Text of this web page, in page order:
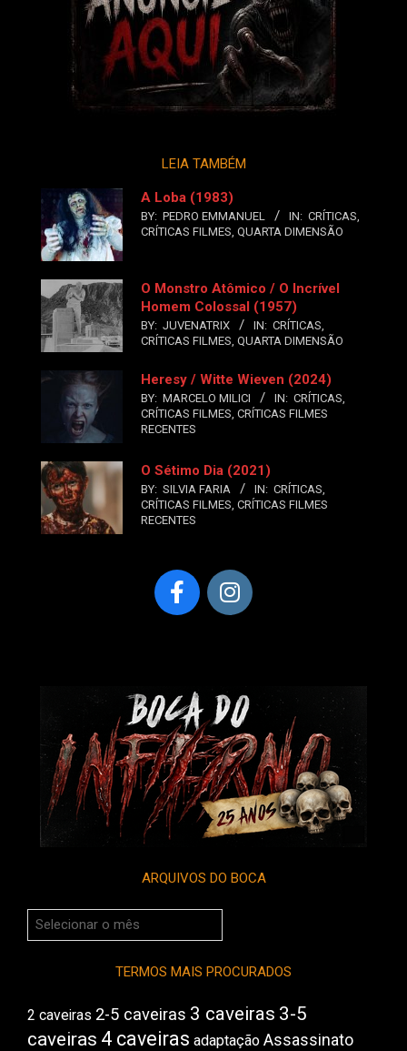
LEIA TAMBÉM
A Loba (1983)
BY: PEDRO EMMANUEL IN: CRÍTICAS,
CRÍTICAS FILMES, QUARTA DIMENSÃO
O Monstro Atômico / O Incrível
Homem Colossal (1957)
BY: JUVENATRIX IN: CRÍTICAS,
CRÍTICAS FILMES, QUARTA DIMENSÃO
Heresy / Witte Wieven (2024)
BY: MARCELO MILICI IN: CRÍTICAS,
CRÍTICAS FILMES, CRÍTICAS FILMES
RECENTES
O Sétimo Dia (2021)
BY: SILVIA FARIA IN: CRÍTICAS,
CRÍTICAS FILMES, CRÍTICAS FILMES
RECENTES
ARQUIVOS DO BOCA
Arquivos
do
TERMOS MAIS PROCURADOS
2 caveiras 2-5 caveiras 3 caveiras 3-5
caveiras 4 caveiras adaptação Assassinato